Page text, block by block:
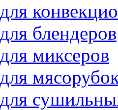
блендеров
миксеров
для